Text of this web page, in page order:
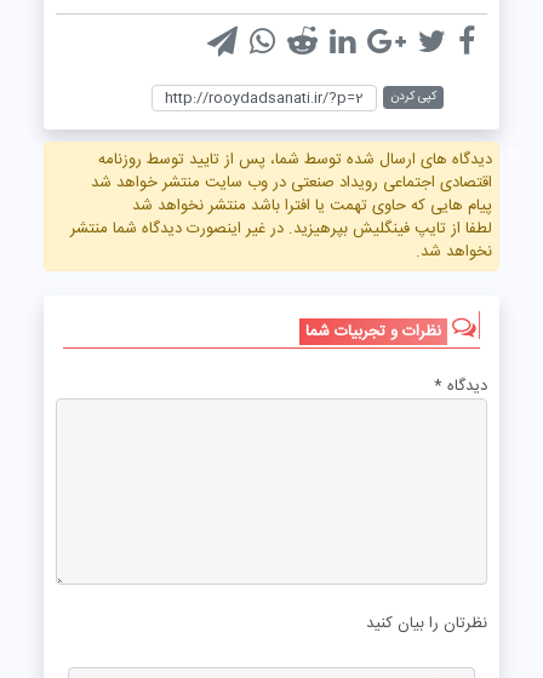
کپی کردن
دیدگاه های ارسال شده توسط شما، پس از تایید توسط روزنامه
اقتصادی اجتماعی رویداد صنعتی در وب سایت منتشر خواهد شد
پیام هایی که حاوی تهمت یا افترا باشد منتشر نخواهد شد
لطفا از تایپ فینگلیش بپرهیزید. در غیر اینصورت دیدگاه شما منتشر
نخواهد شد.
نظرات و تجربیات شما
دیدگاه*
نظرتان را بیان کنید